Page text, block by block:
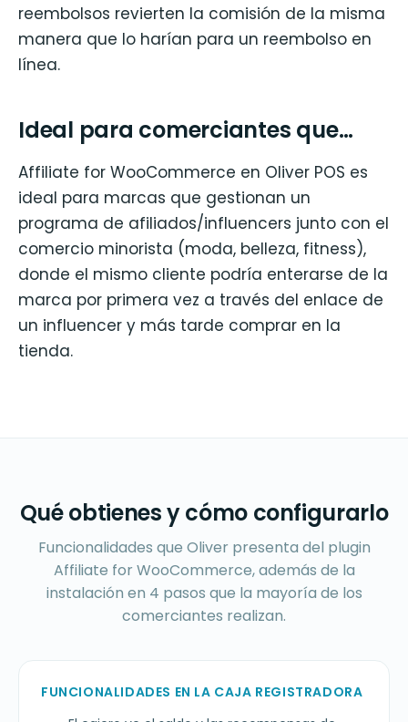
reembolsos revierten la comisión de la misma
manera que lo harían para un reembolso en
línea.
Ideal para comerciantes que…
Affiliate for WooCommerce en Oliver POS es
ideal para marcas que gestionan un
programa de afiliados/influencers junto con el
comercio minorista (moda, belleza, fitness),
donde el mismo cliente podría enterarse de la
marca por primera vez a través del enlace de
un influencer y más tarde comprar en la
tienda.
Qué obtienes y cómo configurarlo
Funcionalidades que Oliver presenta del plugin
Affiliate for WooCommerce, además de la
instalación en 4 pasos que la mayoría de los
comerciantes realizan.
FUNCIONALIDADES EN LA CAJA REGISTRADORA